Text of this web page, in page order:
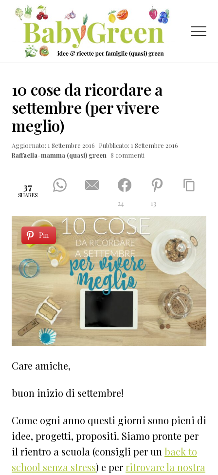
Menu
Passa
contenuto
principale
Passa
laterale
primaria
Passa
ricette
per
famiglie
(quasi)
green
Menu
10 cose da ricordare a
settembre (per vivere
meglio)
Aggiornato: 1 Settembre 2016 Pubblicato: 1 Settembre 2016
Raffaella-mamma (quasi) green 8 commenti
37
SHARES
24 13
Pin
Care amiche,
buon inizio di settembre!
Come ogni anno questi giorni sono pieni di
idee, progetti, propositi. Siamo pronte per
il rientro a scuola (consigli per un back to
school senza stress) e perritrovare la nostra